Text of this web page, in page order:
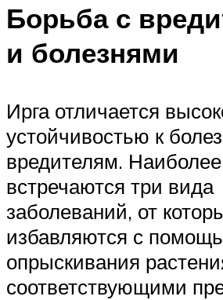
Борьба с
и болезнями
Ирга отличается
устойчивостью к
вредителям.
встречаются три вида
заболеваний, от
избавляются с
опрыскивания
соответствующими